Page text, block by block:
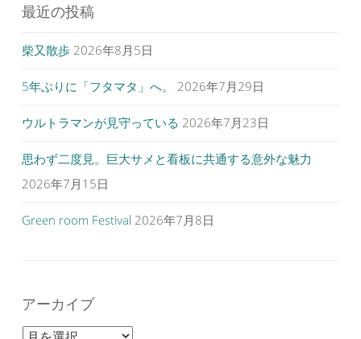
最近の投稿
柴又散歩 2026年8月5日
5年ぶりに「フタマタ」へ。 2026年7月29日
ウルトラマンが見守っている 2026年7月23日
思わず二度見。巨大サメと看板に共通する意外な魅力
2026年7月15日
Green room Festival 2026年7月8日
アーカイブ